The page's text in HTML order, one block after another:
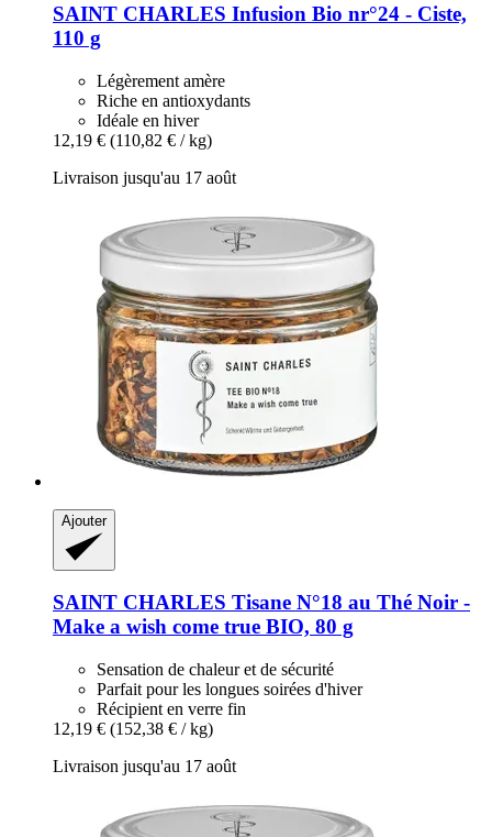
SAINT CHARLES Infusion Bio nr°24 -​ Ciste,
110 g
Légèrement amère
Riche en antioxydants
Idéale en hiver
12,19 € (110,82 € / kg)
Livraison jusqu'au 17 août
Ajouter
SAINT CHARLES Tisane N°18 au Thé Noir -​
Make a wish come true BIO, 80 g
Sensation de chaleur et de sécurité
Parfait pour les longues soirées d'hiver
Récipient en verre fin
12,19 € (152,38 € / kg)
Livraison jusqu'au 17 août